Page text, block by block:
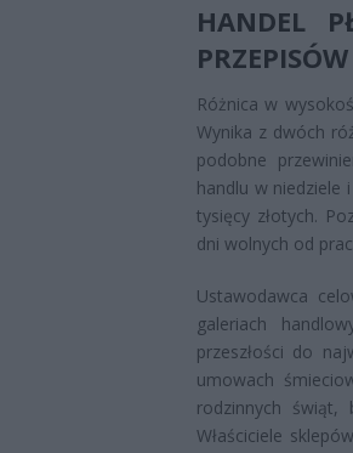
HANDEL
PRZEPISÓW
Różnica w
Wynika z dwóch
podobne
handlu w niedziele
tysięcy złotych.
dni wolnych od
Ustawodawca
galeriach
przeszłości do
umowach
rodzinnych świąt,
Właściciele